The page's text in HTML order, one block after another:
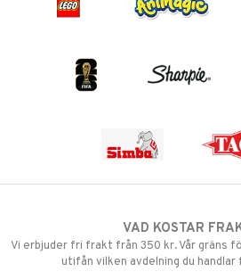
VAD KOSTAR
Vi erbjuder fri frakt från 350 kr. Vår gräns
utifån vilken avdelning du handlar